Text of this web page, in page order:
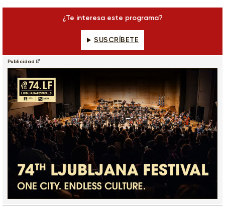
¿Te interesa este programa?
SUSCRÍBETE
Publicidad